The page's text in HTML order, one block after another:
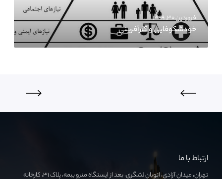
فروردین ۳۰, ۱۳۹۹
خودشکوفایی و کارآفرینی
ارتباط با ما
تهران، میدان آزادی، اتوبان لشگری، بعد از ایستگاه مترو بیمه، پلاک ۳۱، کارخانه